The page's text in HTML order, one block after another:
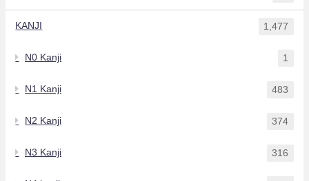
KANJI 1,477
N0 Kanji 1
N1 Kanji 483
N2 Kanji 374
N3 Kanji 316